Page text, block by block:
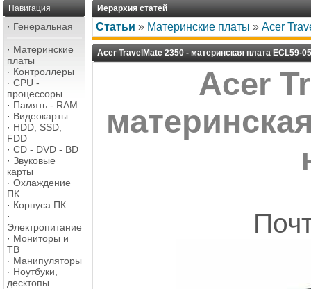
Навигация
· Генеральная
· Материнские
платы
· Контроллеры
· CPU -
процессоры
· Память - RAM
· Видеокарты
· HDD, SSD,
FDD
· CD - DVD - BD
· Звуковые
карты
· Охлаждение
ПК
· Корпуса ПК
·
Электропитание
· Мониторы и
ТВ
· Манипуляторы
· Ноутбуки,
десктопы
Иерархия статей
Статьи » Материнские платы » Acer
Acer TravelMate 2350 - материнская плата ECL59-
Acer